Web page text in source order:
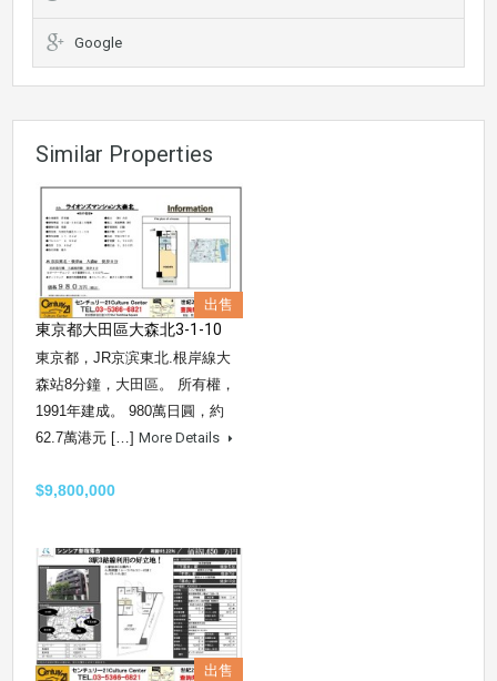
Google
Similar Properties
出售
東京都大田區大森北3-1-10
東京都，JR京滨東北.根岸線大
森站8分鐘，大田區。 所有權，
1991年建成。 980萬日圓，約
62.7萬港元 […]More Details
$9,800,000
出售